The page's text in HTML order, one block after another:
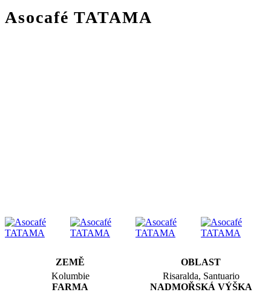
Asocafé TATAMA
ZEMĚ
Kolumbie
OBLAST
Risaralda, Santuario
FARMA
NADMOŘSKÁ VÝŠKA